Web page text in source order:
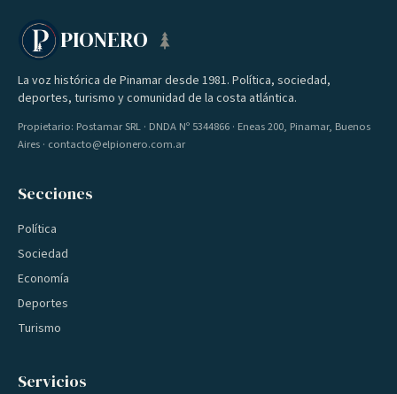
PIONERO
La voz histórica de Pinamar desde 1981. Política, sociedad,
deportes, turismo y comunidad de la costa atlántica.
Propietario: Postamar SRL · DNDA Nº 5344866 · Eneas 200, Pinamar, Buenos
Aires · contacto@elpionero.com.ar
Secciones
Política
Sociedad
Economía
Deportes
Turismo
Servicios